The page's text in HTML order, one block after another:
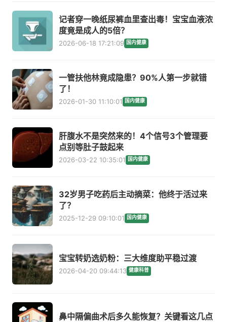
记者穿一晚纸尿裤血里查出毒！宝宝血液浓
度竟是成人的5倍？
2026-06-18 17:21:09 国内健康
一管扶他林竟成隐患？90%人第一步就错
了！
2026-01-30 11:10:01 国内健康
肝腹水不是突然来的！4个信号3个管理要
点别等肚子鼓起来
2026-03-22 10:35:01 国内健康
32岁男子吃药后主动摘菜：他终于活过来
了？
2025-12-29 09:10:01 国内健康
宝宝转奶选奶粉：三大维度助平稳过渡
2026-04-20 09:44:13 健康科普
鼻中隔偏曲术后多久能恢复？关键看这几点